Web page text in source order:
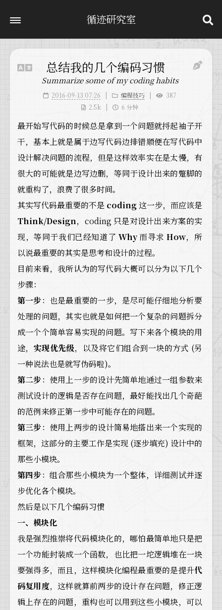
循迹研究室
总结我的几个编码习惯
Summarize some of my coding habits
2016-09-13 07:26 编程技巧
387
2.5k
6 分钟
最开始写代码的时候总是拿到一个问题就捋起袖子开
干，基本上就是属于边写代码边排错顺便在写代码中
设计解决问题的流程，但是这样效率实在是太慢，有
很大的可能就是边写边删，等同于设计出来的蹩脚的
就重构了，浪费了很多时间。
其实写代码最重要的不是 coding这一步，而应该是
Think/Design，coding 只是对设计出来方案的实
现，等同于我们已经知道了 Why而寻求 How，所
以说最重要的其实是思考和设计的过程。
目前来看，我所认为的写代码大概可以分为以下几个
步骤：
第一步：也是最重要的一步，是尽可能仔细地分析要
处理的问题，其实也就是如何把一个复杂的问题拆分
成一个个简单容易实现的问题。写下来各个模块的用
途， 实现优先级，以及将它们组合到一块的方式 (另
一种说法也是就写伪码啦)。
第二步：使用上一步的设计先简单地通过一组参数来
测试设计的逻辑是否存在问题，最好能找出几个奇葩
的范例来修正第一步中可能存在的问题。
第三步：使用上两步的设计简易地搭出来一个实现的
框架，这部分的主要工作是实现 (逐步填充) 设计中的
那些小模块。
第四步：组合那些小模块为一个整体，详细测试并逐
步优化各个模块。
然后是以下几个编码习惯
一、模块化
我是强烈推崇将代码模块化的，哪怕最简单地只是把
一个功能封装成一个函数，也比把一坨逻辑堆在一块
要强得多，而且，这样模块化编程最重要的是提升代
码复用度，这样就算前两步的设计存在问题，修正逻
辑上存在的问题，重构也可以用到这些小模块，可以